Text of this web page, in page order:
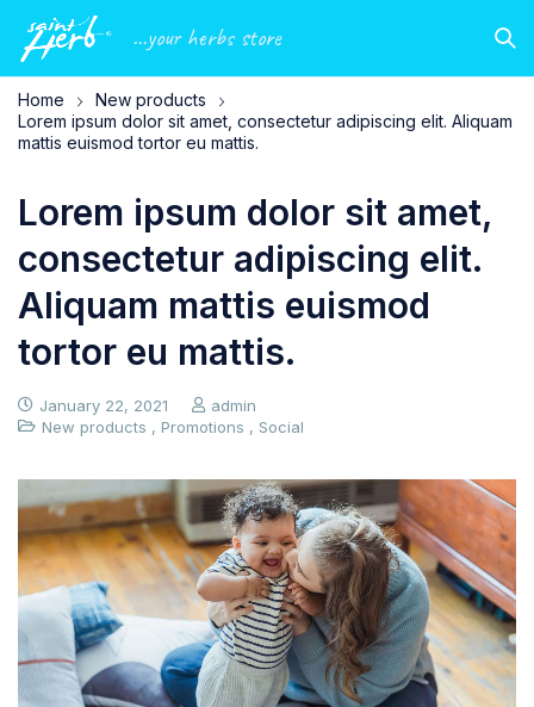
...your herbs store
Home
New products
Lorem ipsum dolor sit amet, consectetur adipiscing elit. Aliquam
mattis euismod tortor eu mattis.
Lorem ipsum dolor sit amet,
consectetur adipiscing elit.
Aliquam mattis euismod
tortor eu mattis.
January 22, 2021
admin
New products , Promotions , Social